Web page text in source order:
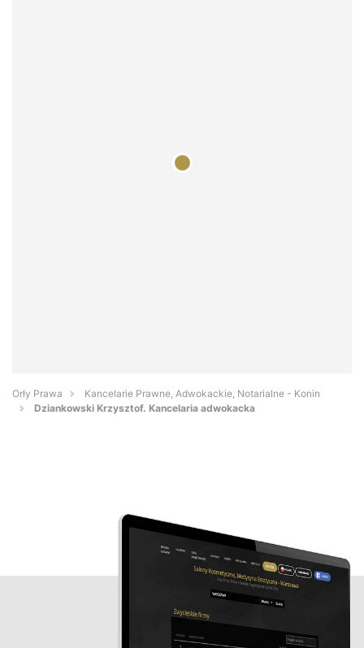
Orły Prawa
Kancelarie Prawne, Adwokackie, Notarialne - Konin
Dziankowski Krzysztof. Kancelaria adwokacka